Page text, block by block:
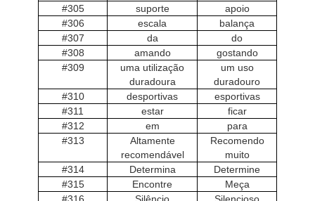
#305
suporte
apoio
#306
escala
balança
#307
da
do
#308
amando
gostando
#309
uma utilização
duradoura
um uso
duradouro
#310
desportivas
esportivas
#311
estar
ficar
#312
em
para
#313
Altamente
recomendável
Recomendo
muito
#314
Determina
Determine
#315
Encontre
Meça